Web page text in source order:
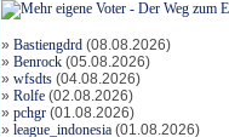
» Bastiengdrd (08.08.2026)
» Benrock (05.08.2026)
» wfsdts (04.08.2026)
» Rolfe (02.08.2026)
» pchgr (01.08.2026)
» league_indonesia (01.08.2026)